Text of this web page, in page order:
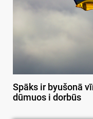
Spāks ir byušonā
dūmuos i dorbūs